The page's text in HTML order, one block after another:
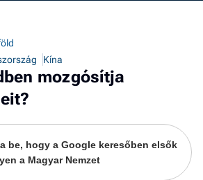
Kína
mozgósítja
be, hogy a Google keresőben elsők
a Magyar Nemzet